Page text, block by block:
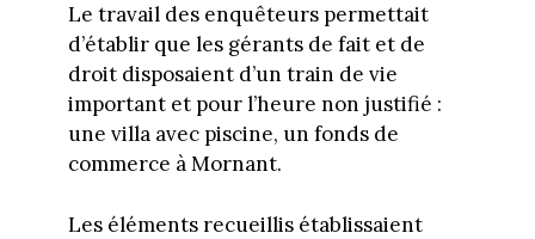
Le travail des enquêteurs permettait
d’établir que les gérants de fait et de
droit disposaient d’un train de vie
important et pour l’heure non justifié :
une villa avec piscine, un fonds de
commerce à Mornant.
Les éléments recueillis établissaient